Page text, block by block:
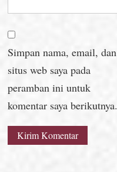
Simpan nama, email, dan
situs web saya pada
peramban ini untuk
komentar saya berikutnya.